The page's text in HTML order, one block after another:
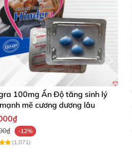
100mg Ấn Độ tăng sinh lý
mẽ cương dương lâu
-12%
(1,071)